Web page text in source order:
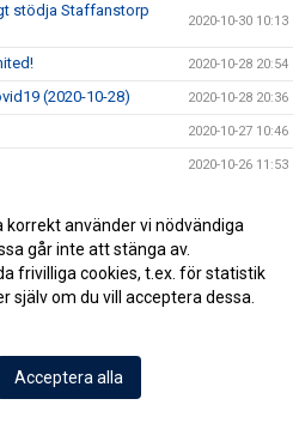
stödja Staffanstorp
2020-10-30 10:13
2020-10-28 20:54
(2020-10-28) 2020-10-28 20:36
2020-10-27 10:46
2020-10-26 11:53
2020-10-16 13:09
2020-09-28 11:26
2020-09-18 13:37
använder vi nödvändiga
går inte att stänga av.
frivilliga cookies, t.ex. för statistik
själv om du vill acceptera dessa.
Acceptera alla